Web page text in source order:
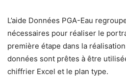
L’aide Données PGA-Eau
nécessaires pour réaliser le
première étape dans la réalisation
données sont prêtes à être
chiffrier Excel et le plan type.